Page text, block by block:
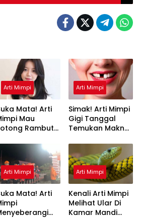
Arti Mimpi
Mata! Arti
Mau
Rambut
Penjelasannya
Arti Mimpi
Simak! Arti Mimpi
Gigi Tanggal
Temukan Makna
Arti Mimpi
Mata! Arti
Arti Mimpi
Kenali Arti Mimpi
Melihat Ular Di
Kamar Mandi